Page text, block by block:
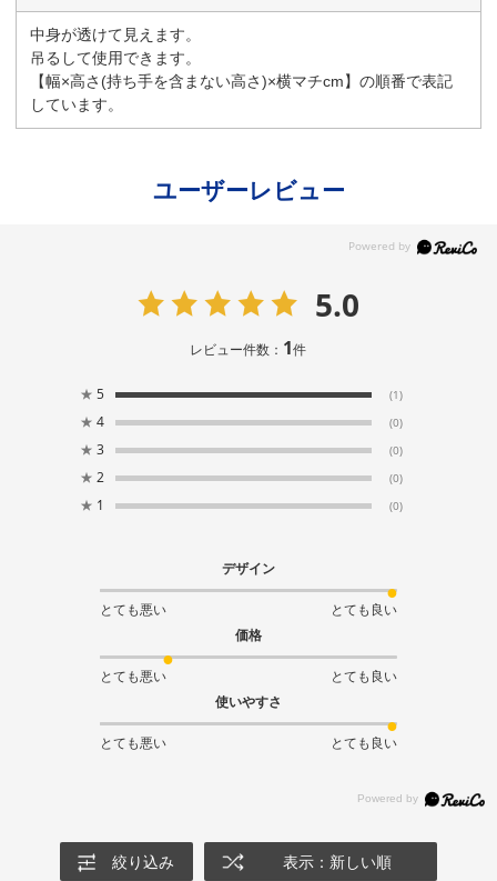
中身が透けて見えます。
吊るして使用できます。
【幅×高さ(持ち手を含まない高さ)×横マチcm】の順番で表記
しています。
ユーザーレビュー
5.0
レビュー件数： 1件
★ 5 (1)
★ 4 (0)
★ 3 (0)
★ 2 (0)
★ 1 (0)
デザイン
とても悪い
とても良い
価格
とても悪い
とても良い
使いやすさ
とても悪い とても良い
絞り込み 表示：新しい順